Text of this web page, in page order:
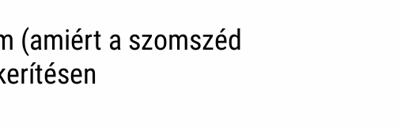
(amiért a szomszéd